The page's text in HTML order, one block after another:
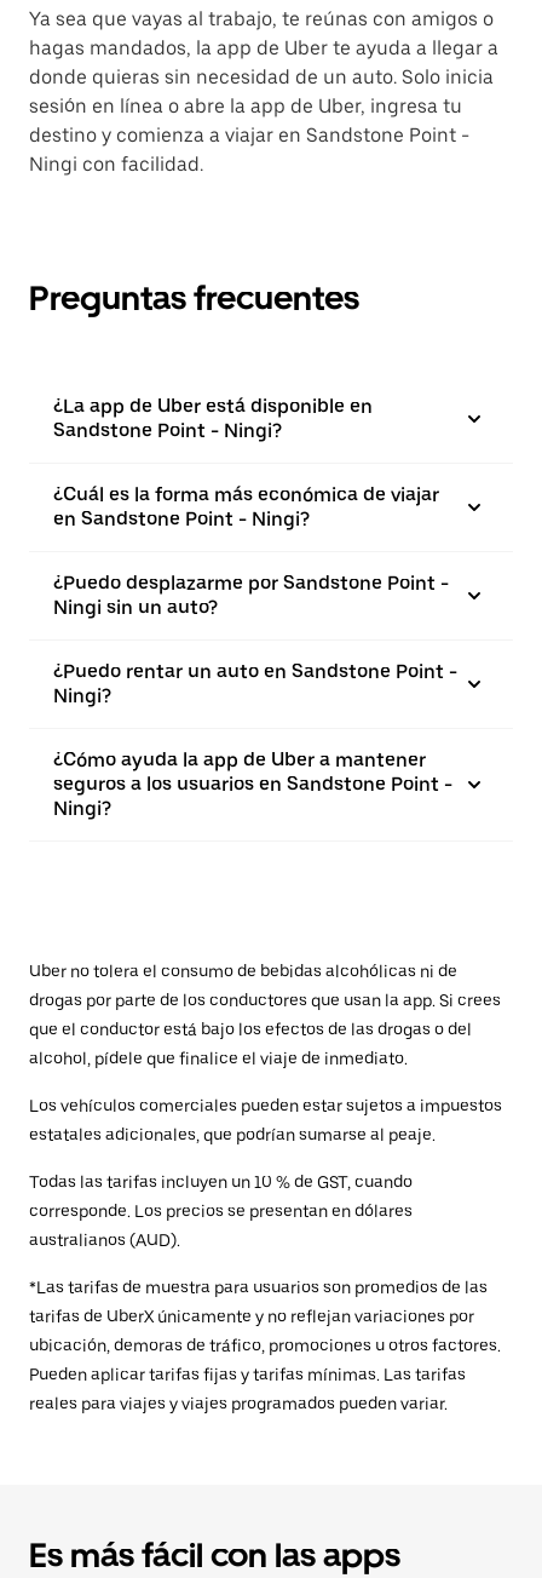
Ya sea que vayas al trabajo, te reúnas con amigos o
hagas mandados, la app de Uber te ayuda a llegar a
donde quieras sin necesidad de un auto. Solo inicia
sesión en línea o abre la app de Uber, ingresa tu
destino y comienza a viajar en Sandstone Point -
Ningi con facilidad.
Preguntas frecuentes
¿La app de Uber está disponible en
Sandstone Point - Ningi?
¿Cuál es la forma más económica de viajar
en Sandstone Point - Ningi?
¿Puedo desplazarme por Sandstone Point -
Ningi sin un auto?
¿Puedo rentar un auto en Sandstone Point -
Ningi?
¿Cómo ayuda la app de Uber a mantener
seguros a los usuarios en Sandstone Point -
Ningi?
Uber no tolera el consumo de bebidas alcohólicas ni de
drogas por parte de los conductores que usan la app. Si crees
que el conductor está bajo los efectos de las drogas o del
alcohol, pídele que finalice el viaje de inmediato.
Los vehículos comerciales pueden estar sujetos a impuestos
estatales adicionales, que podrían sumarse al peaje.
Todas las tarifas incluyen un 10 % de GST, cuando
corresponde. Los precios se presentan en dólares
australianos (AUD).
*Las tarifas de muestra para usuarios son promedios de las
tarifas de UberX únicamente y no reflejan variaciones por
ubicación, demoras de tráfico, promociones u otros factores.
Pueden aplicar tarifas fijas y tarifas mínimas. Las tarifas
reales para viajes y viajes programados pueden variar.
Es más fácil con las apps